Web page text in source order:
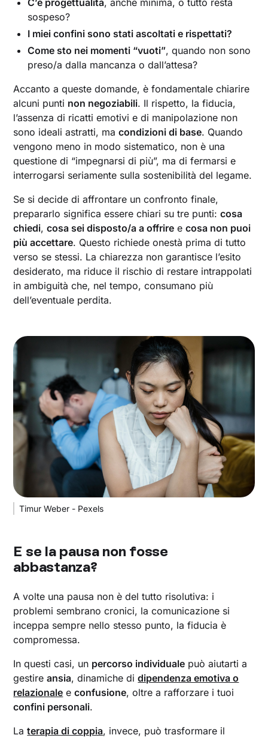
C’è progettualità, anche minima, o tutto resta
sospeso?
I miei confini sono stati ascoltati e rispettati?
Come sto nei momenti “vuoti”, quando non sono
preso/a dalla mancanza o dall’attesa?
Accanto a queste domande, è fondamentale chiarire
alcuni punti non negoziabili. Il rispetto, la fiducia,
l’assenza di ricatti emotivi e di manipolazione non
sono ideali astratti, macondizioni di base. Quando
vengono meno in modo sistematico, non è una
questione di “impegnarsi di più”, ma di fermarsi e
interrogarsi seriamente sulla sostenibilità del legame.
Se si decide di affrontare un confronto finale,
prepararlo significa essere chiari su tre punti:cosa
chiedi,cosa sei disposto/a a offrire ecosa non puoi
più accettare. Questo richiede onestà prima di tutto
verso se stessi. La chiarezza non garantisce l’esito
desiderato, ma riduce il rischio di restare intrappolati
in ambiguità che, nel tempo, consumano più
dell’eventuale perdita.
Timur Weber - Pexels
E se la pausa non fosse
abbastanza?
A volte una pausa non è del tutto risolutiva: i
problemi sembrano cronici, la comunicazione si
inceppa sempre nello stesso punto, la fiducia è
compromessa.
In questi casi, un percorso individuale può aiutarti a
gestireansia, dinamiche didipendenza emotiva o
relazionale econfusione, oltre a rafforzare i tuoi
confini personali.
Laterapia di coppia, invece, può trasformare il